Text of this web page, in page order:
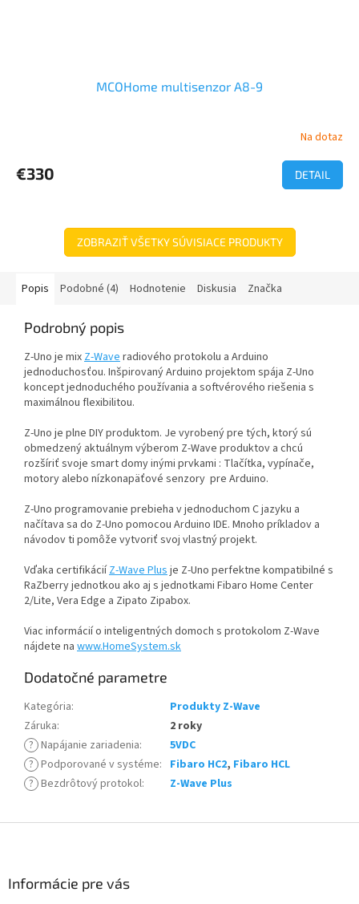
MCOHome multisenzor A8-9
produktu
je
Na dotaz
€330 DETAIL
ZOBRAZIŤ VŠETKY SÚVISIACE PRODUKTY
Popis Podobné (4) Hodnotenie Diskusia Značka
Podrobný popis
Z-Uno je mixZ-Waveradiového protokolu a Arduino
jednoduchosťou. Inšpirovaný Arduino projektom spája Z-Uno
koncept jednoduchého používania a softvérového riešenia s
maximálnou flexibilitou.
Z-Uno je plne DIY produktom. Je vyrobený pre tých, ktorý sú
obmedzený aktuálnym výberom Z-Wave produktov a chcú
rozšíriť svoje smart domy inými prvkami : Tlačítka, vypínače,
motory alebo nízkonapäťové senzory pre Arduino.
Z-Uno programovanie prebieha v jednoduchom C jazyku a
načítava sa do Z-Uno pomocou Arduino IDE. Mnoho príkladov a
návodov ti pomôže vytvoriť svoj vlastný projekt.
Vďaka certifikáciíZ-Wave Plusje Z-Uno perfektne kompatibilné s
RaZberry jednotkou ako aj s jednotkami Fibaro Home Center
2/Lite, Vera Edge a Zipato Zipabox.
Viac informácií o inteligentných domoch s protokolom Z-Wave
nájdete na www.HomeSystem.sk
Dodatočné parametre
Kategória:
Produkty Z-Wave
Záruka:
2 roky
? Napájanie zariadenia:
5VDC
? Podporované v systéme: Fibaro HC2, Fibaro HCL
? Bezdrôtový protokol: Z-Wave Plus
Informácie pre vás